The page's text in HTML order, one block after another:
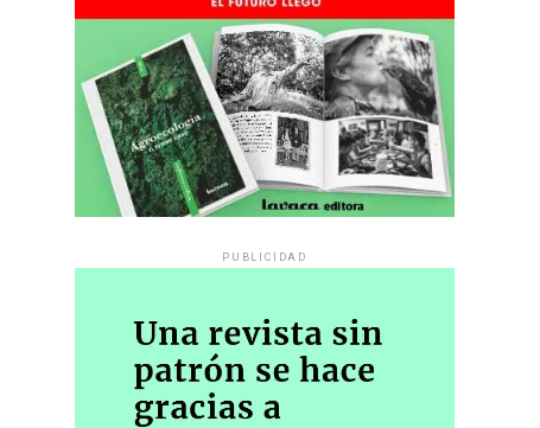
PUBLICIDAD